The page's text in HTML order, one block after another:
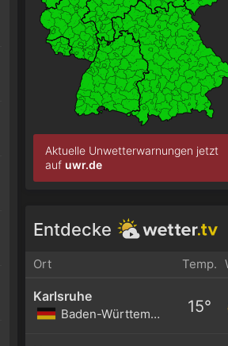
Aktuelle Unwetterwarnungen jetzt
auf uwr.de
Entdecke
Ort Temp.
Karlsruhe
Baden-Württemberg 15°